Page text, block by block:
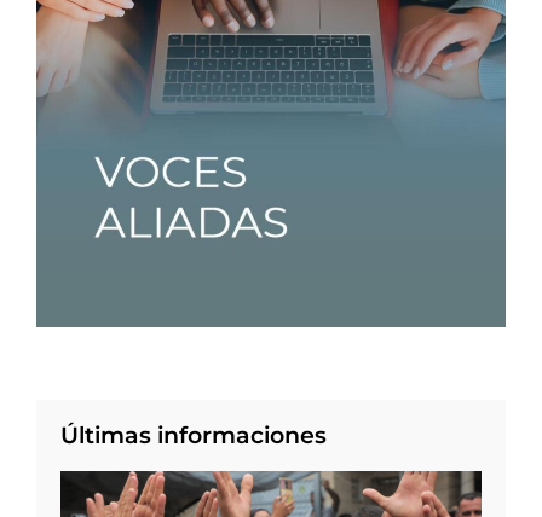
Últimas informaciones